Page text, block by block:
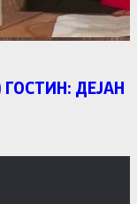
ДЕЈАН